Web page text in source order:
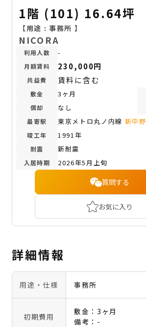
1階 (101) 16.64坪
【用途 :事務所 】
NICORA
利用人数 -
月額賃料 230,000円
共益費 賃料に含む
敷金 3ヶ月
償却 なし
最寄駅 東京メトロ丸ノ内線 新中野
竣工年 1991年
耐震 新耐震
入居時期 2026年5月上旬
質問する
お気に入り
詳細情報
用途・仕様 事務所
初期費用
敷金：3ヶ月
備考：-